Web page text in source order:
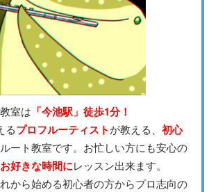
室は 「今池駅」徒歩1分！
るプロフルーティストが教える、 初心
ート教室です。お忙しい方にも安心の
お好きな時間にレッスン出来ます。
から始める初心者の方からプロ志向の